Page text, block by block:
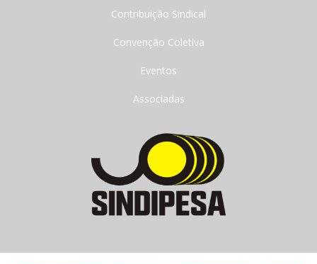
Contribuição Sindical
Convenção Coletiva
Eventos
Associadas